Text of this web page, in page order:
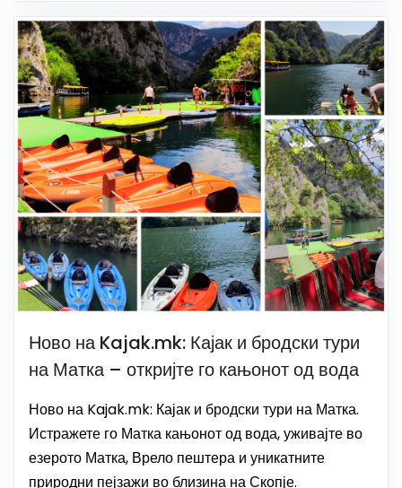
Ново на Kajak.mk: Кајак и бродски тури
на Матка – откријте го кањонот од вода
Ново на Kajak.mk: Кајак и бродски тури на Матка.
Истражете го Матка кањонот од вода, уживајте во
езерото Матка, Врело пештера и уникатните
природни пејзажи во близина на Скопје.